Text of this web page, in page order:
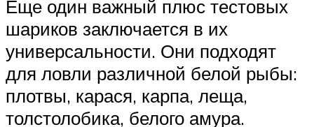
Еще один важный плюс тестовых
шариков заключается в их
универсальности. Они подходят
для ловли различной белой рыбы:
плотвы, карася, карпа, леща,
толстолобика, белого амура.